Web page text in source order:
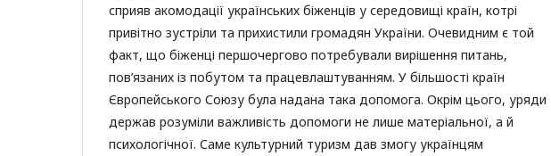
сприяв акомодації українських біженців у середовищі країн, котрі
привітно зустріли та прихистили громадян України. Очевидним є той
факт, що біженці першочергово потребували вирішення питань,
пов’язаних із побутом та працевлаштуванням. У більшості країн
Європейського Союзу була надана така допомога. Окрім цього, уряди
держав розуміли важливість допомоги не лише матеріальної, а й
психологічної. Саме культурний туризм дав змогу українцям